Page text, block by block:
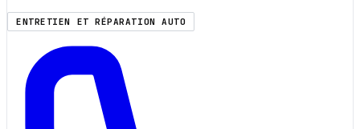
ENTRETIEN ET RÉPARATION AUTO